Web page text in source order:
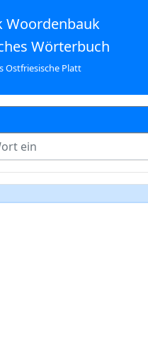
Woordenbauk
Wörterbuch
Ostfriesische Platt